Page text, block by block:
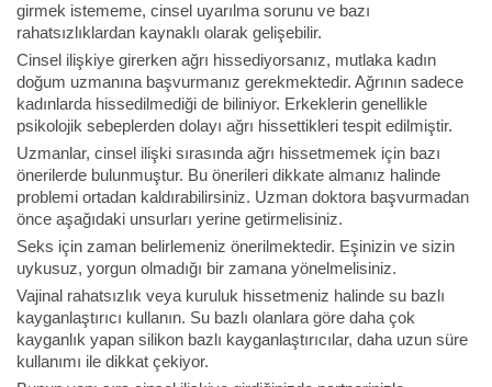
girmek istememe, cinsel uyarılma sorunu ve bazı
rahatsızlıklardan kaynaklı olarak gelişebilir.
Cinsel ilişkiye girerken ağrı hissediyorsanız, mutlaka kadın
doğum uzmanına başvurmanız gerekmektedir. Ağrının sadece
kadınlarda hissedilmediği de biliniyor. Erkeklerin genellikle
psikolojik sebeplerden dolayı ağrı hissettikleri tespit edilmiştir.
Uzmanlar, cinsel ilişki sırasında ağrı hissetmemek için bazı
önerilerde bulunmuştur. Bu önerileri dikkate almanız halinde
problemi ortadan kaldırabilirsiniz. Uzman doktora başvurmadan
önce aşağıdaki unsurları yerine getirmelisiniz.
Seks için zaman belirlemeniz önerilmektedir. Eşinizin ve sizin
uykusuz, yorgun olmadığı bir zamana yönelmelisiniz.
Vajinal rahatsızlık veya kuruluk hissetmeniz halinde su bazlı
kayganlaştırıcı kullanın. Su bazlı olanlara göre daha çok
kayganlık yapan silikon bazlı kayganlaştırıcılar, daha uzun süre
kullanımı ile dikkat çekiyor.